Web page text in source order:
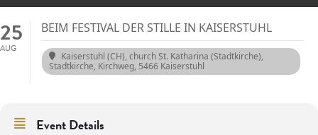
25
AUG
BEIM FESTIVAL DER STILLE IN KAISERSTUHL
Kaiserstuhl (CH), church St. Katharina (Stadtkirche),
Stadtkirche, Kirchweg, 5466 Kaiserstuhl
Event Details